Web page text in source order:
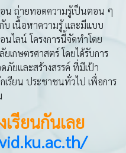
ถ่ายทอดความรู้เป็นตอน ๆ
เนื้อหาความรู้ และมีแบบ
ไลน์ โครงการนี้จัดทำโดย
เกษตรศาสตร์ โดยได้รับการ
และสร้างสรรค์ ที่มีเป้า
เรียน ประชาชนทั่วไป เพื่อการ
เรียนกันเลย